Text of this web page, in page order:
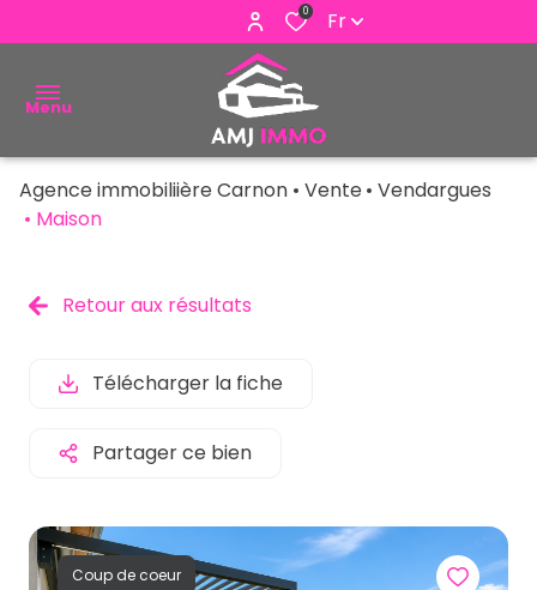
0 Fr
Menu
ACHETER
ESTIMER
ALERTE
E-MAIL
NOUS
Agence immobiliière Carnon Vente
Vendargues
Maison
Retour aux résultats
Télécharger la fiche
Partager ce bien
Coup de coeur